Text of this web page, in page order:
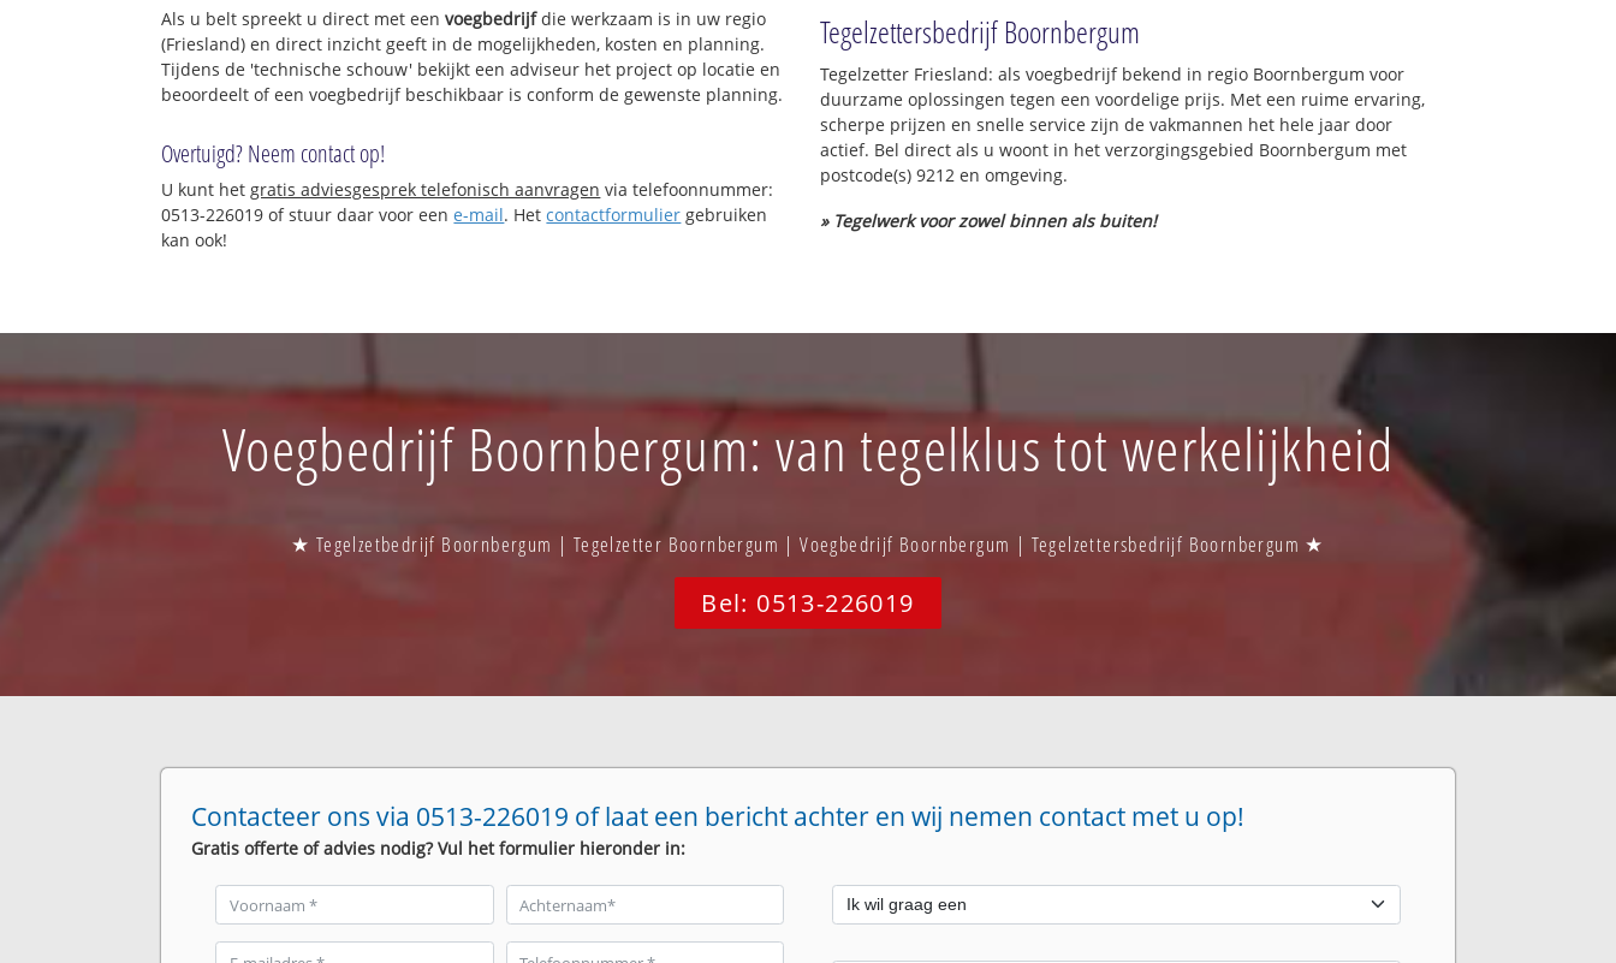
Als u belt spreekt u direct met eenvoegbedrijfdie werkzaam is in uw regio
(Friesland) en direct inzicht geeft in de mogelijkheden, kosten en planning.
Tijdens de 'technische schouw' bekijkt een adviseur het project op locatie en
beoordeelt of een voegbedrijf beschikbaar is conform de gewenste planning.
Overtuigd? Neem contact op!
U kunt hetgratis adviesgesprek telefonisch aanvragen via telefoonnummer:
0513-226019 of stuur daar voor eene-mail. Hetcontactformulier gebruiken
kan ook!
Tegelzettersbedrijf Boornbergum
Tegelzetter Friesland: als voegbedrijf bekend in regio Boornbergum voor
duurzame oplossingen tegen een voordelige prijs. Met een ruime ervaring,
scherpe prijzen en snelle service zijn de vakmannen het hele jaar door
actief. Bel direct als u woont in het verzorgingsgebied Boornbergum met
postcode(s) 9212 en omgeving.
» Tegelwerk voor zowel binnen als buiten!
Voegbedrijf Boornbergum: van tegelklus tot werkelijkheid
★ Tegelzetbedrijf Boornbergum | Tegelzetter Boornbergum | Voegbedrijf Boornbergum | Tegelzettersbedrijf Boornbergum ★
Bel: 0513-226019
Contacteer ons via 0513-226019 of laat een bericht achter en wij nemen contact met u op!
Gratis offerte of advies nodig? Vul het formulier hieronder in: